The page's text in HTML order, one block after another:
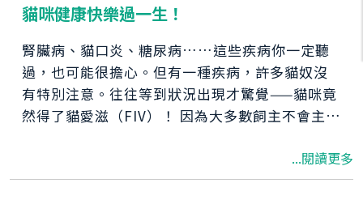
貓咪健康快樂過一生！
腎臟病、貓口炎、糖尿病……這些疾病你一定聽
過，也可能很擔心。但有一種疾病，許多貓奴沒
有特別注意。往往等到狀況出現才驚覺——貓咪竟
然得了貓愛滋（FIV）！ 因為大多數飼主不會主動
生病，才帶去醫院檢查，結果一驗才知道，原來
早已感染貓愛滋(FIV)。那麼，貓愛滋(FIV)如何傳
...閱讀更多